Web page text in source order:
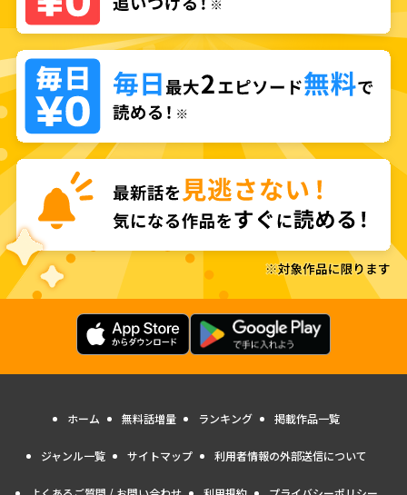
ホーム 無料話増量 ランキング 掲載作品一覧
ジャンル一覧 サイトマップ 利用者情報の外部送信について